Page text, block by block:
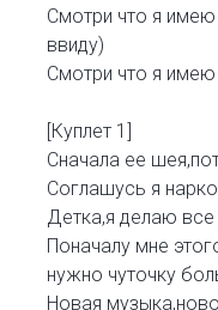
Смотри что я
ввиду)
Смотри что я имею
[Куплет 1]
Сначала ее
Соглашусь я
Детка,я делаю все
Поначалу мне
нужно чуточку
Новая